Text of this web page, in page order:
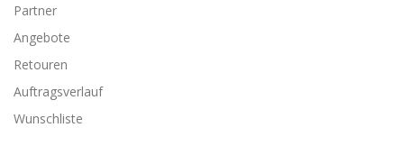
Partner
Angebote
Retouren
Auftragsverlauf
Wunschliste